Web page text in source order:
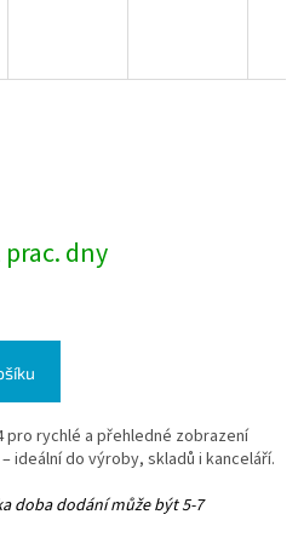
dny
pro rychlé a přehledné zobrazení
ideální do výroby, skladů i kanceláří.
doba dodání může být 5-7